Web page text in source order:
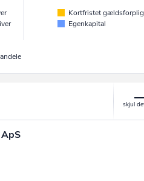
Kortfristet
Egenkapital